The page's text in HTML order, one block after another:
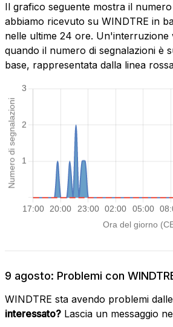
Il grafico seguente mostra il
abbiamo ricevuto su WINDTRE in
nelle ultime 24 ore. Un'interruzione
quando il numero di segnalazioni è
base, rappresentata dalla linea
9 agosto: Problemi con
WINDTRE sta avendo problemi
interessato? Lascia un messaggio